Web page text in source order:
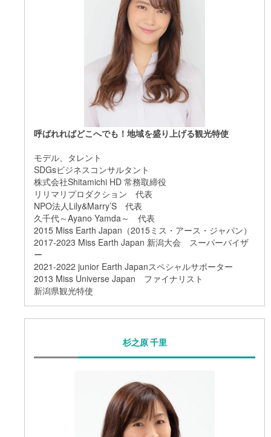
呼ばれればどこへでも！地域を盛り上げる観光特使
モデル、タレント
SDGsビジネスコンサルタント
株式会社Shitamichi HD 常務取締役
リリマリプロダクション 代表
NPO法人Lily&Marry’S 代表
久千代～Ayano Yamda～ 代表
2015 Miss Earth Japan（2015ミス・アース・ジャパン）
2017-2023 Miss Earth Japan 新潟大会 スーパーバイザ
ー
​2021-2022 junior Earth Japanスペシャルサポーター
2013 Miss Universe Japan ファイナリスト
新潟県観光特使
杉之原 千里